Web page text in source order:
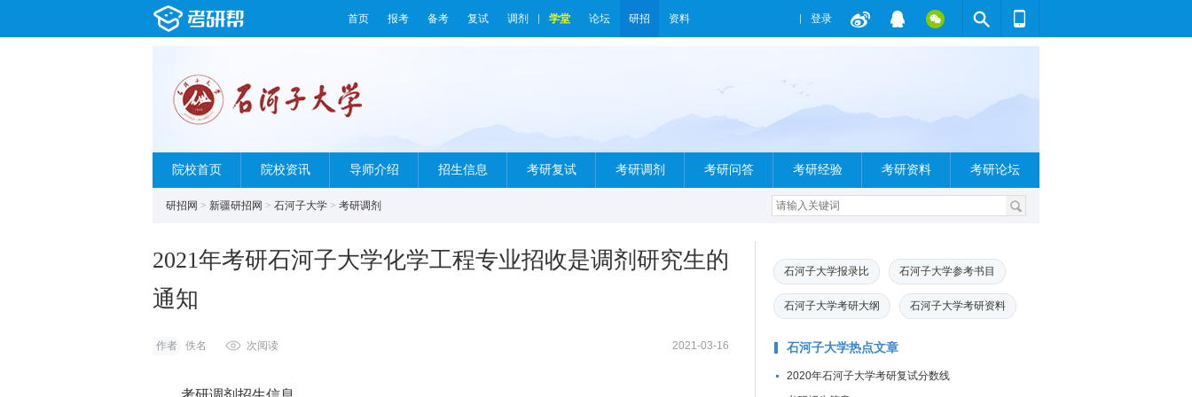
首页 报考 备考 复试 调剂 学堂 论坛 研招 资料 登录
院校首页 院校资讯 导师介绍 招生信息 考研复试 考研调剂 考研问答 考研经验 考研资料 考研论坛
研招网 > 新疆研招网 > 石河子大学 > 考研调剂
2021年考研石河子大学化学工程专业招收是调剂研究生的
通知
作者 佚名 次阅读 2021-03-16
石河子大学报录比 石河子大学参考书目
石河子大学考研大纲 石河子大学考研资料
石河子大学热点文章
2020年石河子大学考研复试分数线